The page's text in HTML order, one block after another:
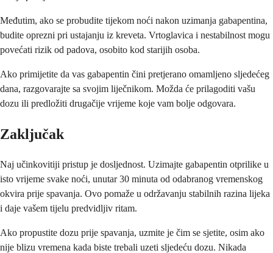
Međutim, ako se probudite tijekom noći nakon uzimanja gabapentina,
budite oprezni pri ustajanju iz kreveta. Vrtoglavica i nestabilnost mogu
povećati rizik od padova, osobito kod starijih osoba.
Ako primijetite da vas gabapentin čini pretjerano omamljeno sljedećeg
dana, razgovarajte sa svojim liječnikom. Možda će prilagoditi vašu
dozu ili predložiti drugačije vrijeme koje vam bolje odgovara.
Zaključak
Naj učinkovitiji pristup je dosljednost. Uzimajte gabapentin otprilike u
isto vrijeme svake noći, unutar 30 minuta od odabranog vremenskog
okvira prije spavanja. Ovo pomaže u održavanju stabilnih razina lijeka
i daje vašem tijelu predvidljiv ritam.
Ako propustite dozu prije spavanja, uzmite je čim se sjetite, osim ako
nije blizu vremena kada biste trebali uzeti sljedeću dozu. Nikada